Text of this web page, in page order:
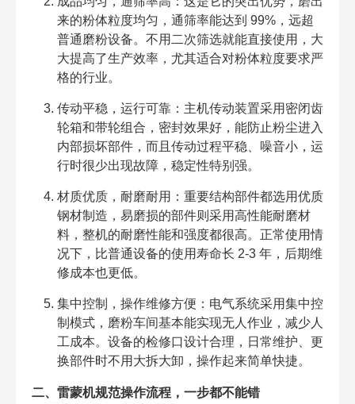
来的粉体粒度均匀，通筛率能达到 99%，远超
普通磨粉设备。不用二次筛选就能直接使用，大
大提高了生产效率，尤其适合对粉体粒度要求严
格的行业。
传动平稳，运行可靠：主机传动装置采用密闭齿
轮箱和带轮组合，密封效果好，能防止粉尘进入
内部损坏部件，而且传动过程平稳、噪音小，运
行时很少出现故障，稳定性特别强。
材质优质，耐磨耐用：重要结构部件都选用优质
钢材制造，易磨损的部件则采用高性能耐磨材
料，整机的耐磨性能和强度都很高。正常使用情
况下，比普通设备的使用寿命长 2-3 年，后期维
修成本也更低。
集中控制，操作维修方便：电气系统采用集中控
制模式，磨粉车间基本能实现无人作业，减少人
工成本。设备的检修口设计合理，日常维护、更
换部件时不用大拆大卸，操作起来简单快捷。
二、雷蒙机规范操作流程，一步都不能错